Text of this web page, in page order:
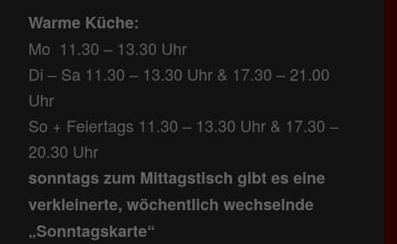
Warme Küche:
Mo 11.30 – 13.30 Uhr
Di – Sa 11.30 – 13.30 Uhr & 17.30 – 21.00
Uhr
So + Feiertags 11.30 – 13.30 Uhr & 17.30 –
20.30 Uhr
sonntags zum Mittagstisch gibt es eine
verkleinerte, wöchentlich wechselnde
„Sonntagskarte“